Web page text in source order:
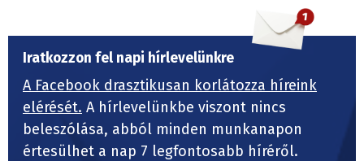
Iratkozzon fel napi hírlevelünkre
A Facebook drasztikusan korlátozza híreink
elérését. A hírlevelünkbe viszont nincs
beleszólása, abból minden munkanapon
értesülhet a nap 7 legfontosabb híréről.